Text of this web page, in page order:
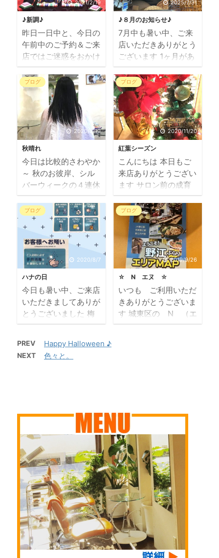
2021/2/19
♪新調♪
昨日一日中と、今日の
午前中のご予約＆ご来
店ではご迷惑をおかけ
しまして申し訳ござい
ませんでした 無事、
ボイラー新調いたしま
した まっさらな（)お
湯は とても気持ちが
良い～～と シャンプ
ー中にも喜んでいただ
けてよかったです ホ
ッと一安心 19年前
のリモコンからは想像
出来なかった 文字が
流れるタイプのパネル
右から左へ流れてる途
中ですよ ま、でも
聞けばお客様のご自宅
もボイラー交換は約10
年程度ということで
メーカーさんもウチの
が古すぎてビッ ...
2025/7/31
♪８月のお知らせ♪
7月中も暑い中、ご来
店いただきありがとう
ございます 1ヶ月があ
っという間に終わり、
明日から８月のスター
トですね ８月＆９月
の店休日のお知らせで
す ８月は毎週月曜日
と第三週(月火）のい
つもの連休。 夏季休
暇は 11日（月祝）～
13日（水）の３日間で
す ９月は毎週月曜日
と第二＆第三週（月
火）連休します
9/15（月）敬老の日は
休業日ですが
9/23（火）秋分の日
は営業します ８月1
日より 一部のメニュ
ーを料金改定させてい
ただきますので 明日
以降、ＨＰでご確認く
ださいませ。 キッズ
カ ...
ブログ
2020/9/19
秋晴れ
今日は比較的さわやか
～ 秋のお彼岸、シル
バーウィークの４連休
スタート お客様情報
によると 空の便も、
高速道路も、混雑して
いるとのこと 賑わい
が戻ってくるのか～～
感染予防をちゃんとし
ておでかけくださいま
せ 当店は 21日
（月祝）は休業いたし
ますが、 20日（日）
22日（火祝）は営業
します 22日（火祝）
空きがございます ご
予約お待ちしておりま
スタートか ...
ブログ
2020/11/20
紅葉シーズン
こんにちは 本日もご
来店ありがとうござい
ます サロン前の成育
公園も色づき始めまし
た （写真は昨日撮っ
た） いつの間にかマ
ッキッキや 毎日見て
るはずなのに・・・
春の桜も見に行けな
かったけど 紅葉シー
ズンも遠くへ行くのに
躊躇しますね 近所
の さくらもみじとイ
チョウでその気分にな
りましょうか～ 「行
普通の風邪もひき ...
ブログ
2020/8/7
ハナの日
今日も暑い中、ご来店
いただきましてありが
とうございました 梅
雨が明けたら、ホンマ
秋」なんですけどね
今年は、おでかけして
花を見て癒されたいな
ぁ～ 色々、毎
日、気になるニュース
私たちも出来る事はキ
ッチリやってお客様を
お迎えいたします 衛
生管理は学生時代から
学んでいます。 この
度の事態を機にまた向
き合って 何度も何度
も勉強し続けていかね
ばならないなぁ～と実
ブログ
2019/9/26
☆ N エヌ ☆
いつも ご利用いただ
きありがとうございま
す 城東区の N （エ
ヌ） です ナチュラ
表現するには かかせ
ないものなので その
頭文字をとって N
（エヌ）です 野江
（Noe) の N のつ
もりではありませんで
したが もはや、それ
でもイイと思っていま
す なんせ、７位 で
すからね 当 ...
PREV Happy Halloween ♪
NEXT 色々と。